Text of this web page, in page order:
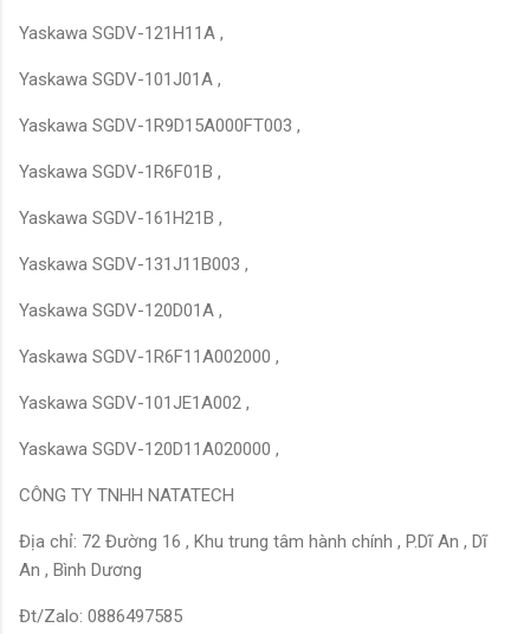
Yaskawa SGDV-121H11A ,
Yaskawa SGDV-101J01A ,
Yaskawa SGDV-1R9D15A000FT003 ,
Yaskawa SGDV-1R6F01B ,
Yaskawa SGDV-161H21B ,
Yaskawa SGDV-131J11B003 ,
Yaskawa SGDV-120D01A ,
Yaskawa SGDV-1R6F11A002000 ,
Yaskawa SGDV-101JE1A002 ,
Yaskawa SGDV-120D11A020000 ,
CÔNG TY TNHH NATATECH
Địa chỉ: 72 Đường 16 , Khu trung tâm hành chính , P.Dĩ An , Dĩ
An , Bình Dương
Đt/Zalo: 0886497585